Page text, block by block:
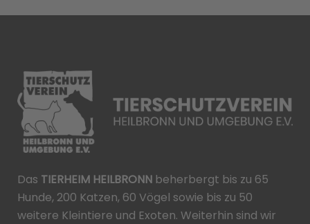
Das TIERHEIM HEILBRONN beherbergt bis zu 65
Hunde, 200 Katzen, 60 Vögel sowie bis zu 50
weitere Kleintiere und Exoten. Weiterhin sind wir